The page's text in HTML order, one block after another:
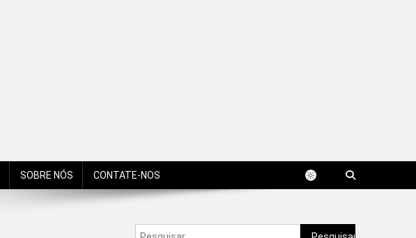
SOBRE NÓS CONTATE-NOS
Pesquisar